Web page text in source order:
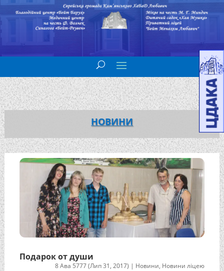
НОВИНИ
Подарок от души
8 Ава 5777 (Лип 31, 2017) | Новини, Новини ліцею